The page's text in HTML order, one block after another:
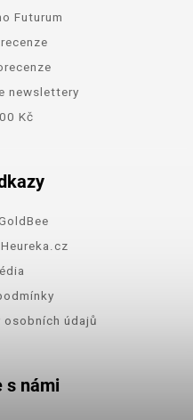
Futurum
newslettery
Kč
osobních údajů
s námi